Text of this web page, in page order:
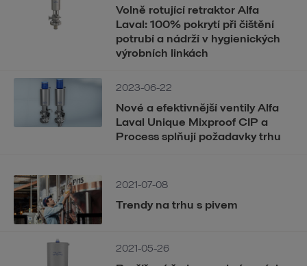
Volně rotující retraktor Alfa
Laval: 100% pokrytí při čištění
potrubí a nádrží v hygienických
výrobních linkách
2023-06-22
Nové a efektivnější ventily Alfa
Laval Unique Mixproof CIP a
Process splňují požadavky trhu
2021-07-08
Trendy na trhu s pivem
2021-05-26